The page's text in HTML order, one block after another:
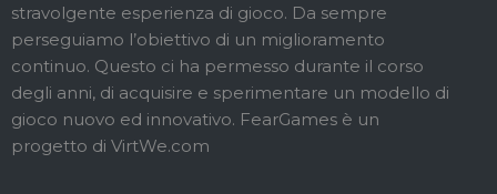
stravolgente esperienza di gioco. Da sempre
perseguiamo l’obiettivo di un miglioramento
continuo. Questo ci ha permesso durante il corso
degli anni, di acquisire e sperimentare un modello di
gioco nuovo ed innovativo. FearGames è un
progetto di VirtWe.com